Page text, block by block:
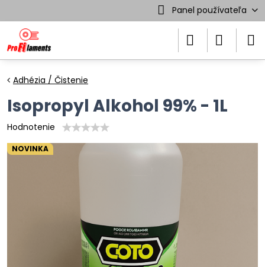
Panel používateľa
NOVINKA
Adhézia / Čistenie
Isopropyl Alkohol 99% - 1L
Hodnotenie